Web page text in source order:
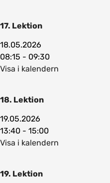
17. Lektion
18.05.2026
08:15 - 09:30
Visa i kalendern
18. Lektion
19.05.2026
13:40 - 15:00
Visa i kalendern
19. Lektion